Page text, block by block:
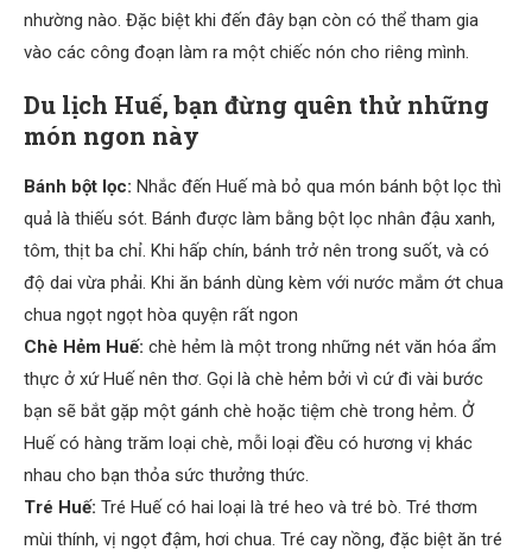
nhường nào. Đặc biệt khi đến đây bạn còn có thể tham gia
vào các công đoạn làm ra một chiếc nón cho riêng mình.
Du lịch Huế, bạn đừng quên thử những
món ngon này
Bánh bột lọc: Nhắc đến Huế mà bỏ qua món bánh bột lọc thì
quả là thiếu sót. Bánh được làm bằng bột lọc nhân đậu xanh,
tôm, thịt ba chỉ. Khi hấp chín, bánh trở nên trong suốt, và có
độ dai vừa phải. Khi ăn bánh dùng kèm với nước mắm ớt chua
chua ngọt ngọt hòa quyện rất ngon
Chè Hẻm Huế: chè hẻm là một trong những nét văn hóa ẩm
thực ở xứ Huế nên thơ. Gọi là chè hẻm bởi vì cứ đi vài bước
bạn sẽ bắt gặp một gánh chè hoặc tiệm chè trong hẻm. Ở
Huế có hàng trăm loại chè, mỗi loại đều có hương vị khác
nhau cho bạn thỏa sức thưởng thức.
Tré Huế: Tré Huế có hai loại là tré heo và tré bò. Tré thơm
mùi thính, vị ngọt đậm, hơi chua. Tré cay nồng, đặc biệt ăn tré